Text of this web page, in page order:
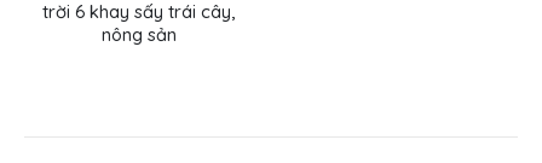
trời 6 khay sấy trái cây,
nông sản